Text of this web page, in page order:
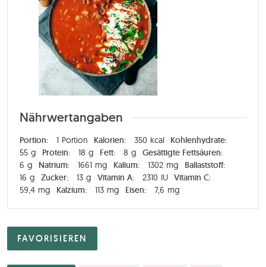
Nährwertangaben
Portion: 1 Portion Kalorien: 350 kcal
Kohlenhydrate:
55 g Protein: 18 g Fett: 8 g
Gesättigte Fettsäuren:
6 g Natrium: 1661 mg Kalium: 1302 mg
Ballaststoff:
16 g Zucker: 13 g Vitamin A: 2310 IU Vitamin C:
59,4 mg Kalzium: 113 mg Eisen: 7,6 mg
FAVORISIEREN